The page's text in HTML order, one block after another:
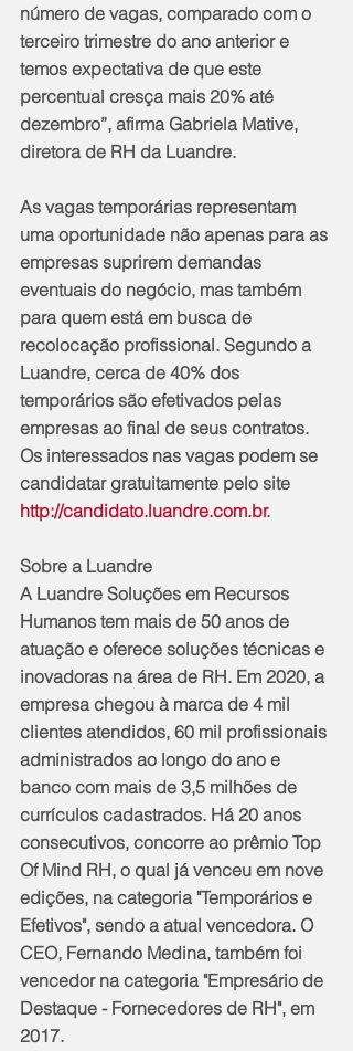
número de vagas, comparado com o
terceiro trimestre do ano anterior e
temos expectativa de que este
percentual cresça mais 20% até
dezembro”, afirma Gabriela Mative,
diretora de RH da Luandre.
As vagas temporárias representam
uma oportunidade não apenas para as
empresas suprirem demandas
eventuais do negócio, mas também
para quem está em busca de
recolocação profissional. Segundo a
Luandre, cerca de 40% dos
temporários são efetivados pelas
empresas ao final de seus contratos.
Os interessados nas vagas podem se
candidatar gratuitamente pelo site
http://candidato.luandre.com.br.
Sobre a Luandre
A Luandre Soluções em Recursos
Humanos tem mais de 50 anos de
atuação e oferece soluções técnicas e
inovadoras na área de RH. Em 2020, a
empresa chegou à marca de 4 mil
clientes atendidos, 60 mil profissionais
administrados ao longo do ano e
banco com mais de 3,5 milhões de
currículos cadastrados. Há 20 anos
consecutivos, concorre ao prêmio Top
Of Mind RH, o qual já venceu em nove
edições, na categoria "Temporários e
Efetivos", sendo a atual vencedora. O
CEO, Fernando Medina, também foi
vencedor na categoria "Empresário de
Destaque - Fornecedores de RH", em
2017.